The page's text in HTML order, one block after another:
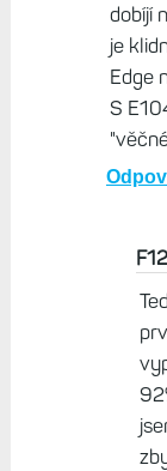
dobíjí
je
Edge
S